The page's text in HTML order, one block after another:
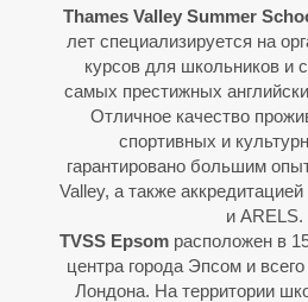
Thames Valley Summer
лет специализируется на
курсов для школьников и
самых престижных
Отличное качество
спортивных и
гарантировано большим
Valley, а также
и ARELS.
TVSS Epsom расположен в
центра города Эпсом и
Лондона. На территории